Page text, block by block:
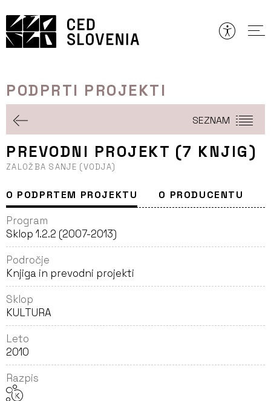
to
vsebine
PODPRTI PROJEKTI
SEZNAM
PREVODNI PROJEKT (7 KNJIG)
ZALOŽBA SANJE (VODJA)
O PODPRTEM PROJEKTU O PRODUCENTU
Program
Sklop 1.2.2 (2007-2013)
Področje
Knjiga in prevodni projekti
Sklop
KULTURA
Leto
2010
Razpis